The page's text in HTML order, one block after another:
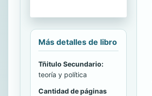
Más detalles de libro
Tñitulo Secundario:
teoría y política
Cantidad de páginas